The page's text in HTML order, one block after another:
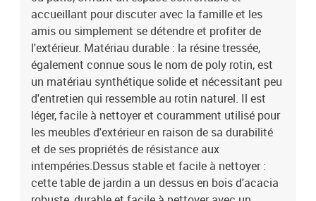
poudre, bois d'acacia massif avec finition à l'huileDimensions : 55
x 55 x 37 cm (L x l x H)Coussin :Couleur : blanc crèmeMatériau de
la couverture : tissu (100 % polyester)Matériau de remplissage du
coussin de siège : mousseMatériau de remplissage du coussin de
dossier : fibre de cotonDimensions du coussin de siège : 55 x 55 x
3 cm (l x P x é)Dimensions du coussin de dossier : 55 x 45 x 13 cm
(L x l x é)La livraison contient :2 x siège central2 x canapé avec
accoudoirs1 x repose-pied1 x table de jardin5 x coussin de
dossier5 x coussin de siège avec housse amovible et lavable
accueillant pour discuter avec la famille et les
amis ou simplement se détendre et profiter de
l'extérieur. Matériau durable : la résine tressée,
également connue sous le nom de poly rotin, est
un matériau synthétique solide et nécessitant peu
d'entretien qui ressemble au rotin naturel. Il est
léger, facile à nettoyer et couramment utilisé pour
les meubles d'extérieur en raison de sa durabilité
et de ses propriétés de résistance aux
intempéries.Dessus stable et facile à nettoyer :
cette table de jardin a un dessus en bois d'acacia